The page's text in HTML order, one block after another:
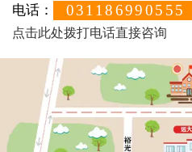
电话： 031186990555
点击此处拨打电话直接咨询